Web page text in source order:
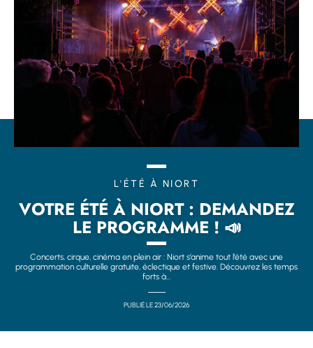
L'ÉTÉ À NIORT
VOTRE ÉTÉ À NIORT : DEMANDEZ
LE PROGRAMME ! 📣
Concerts, cirque, cinéma en plein air : Niort s’anime tout l’été avec une
programmation culturelle gratuite, éclectique et festive. Découvrez les temps
forts à...
PUBLIÉ LE23/06/2026